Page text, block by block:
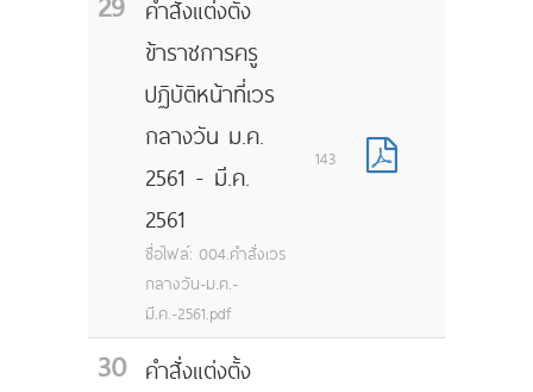
คำสั่งแต่งตั้ง
ข้าราชการครู
ปฏิบัติหน้าที่เวร
กลางวัน ม.ค.
2561 - มี.ค.
2561
ชื่อไฟล์: 004.คำสั่งเวร
กลางวัน-ม.ค.-
มี.ค.-2561.pdf
143
30 คำสั่งแต่งตั้ง